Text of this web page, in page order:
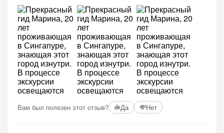
Вам был полезен этот отзыв? Да Нет